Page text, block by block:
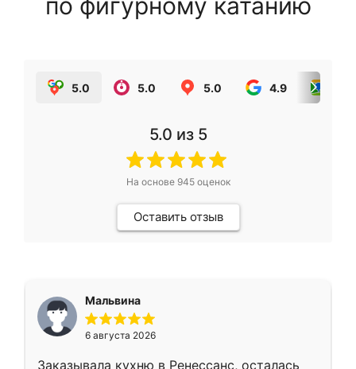
5.0 5.0 5.0 4.9
5.0 из 5
На основе 945оценок
Оставить отзыв
Мальвина
6 августа 2026
Заказывала кухню в Ренессанс, осталась